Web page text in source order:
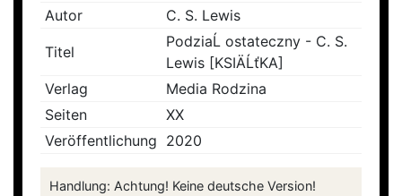
Autor
C. S. Lewis
Titel
PodziaĹ ostateczny - C. S.
Lewis [KSIÄĹťKA]
Verlag
Media Rodzina
Seiten
XX
Veröffentlichung 2020
Handlung: Achtung! Keine deutsche Version!